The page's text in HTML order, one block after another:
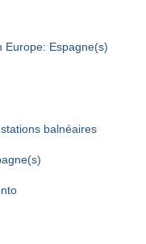
Europe: Espagne(s)
balnéaires